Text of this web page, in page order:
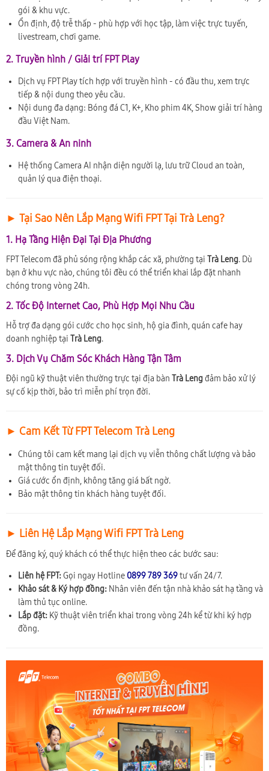
gói & khu vực.
Ổn định, độ trễ thấp - phù hợp với học tập, làm việc trực tuyến,
livestream, chơi game.
2. Truyền hình / Giải trí FPT Play
Dịch vụ FPT Play tích hợp với truyền hình - có đầu thu, xem trực
tiếp & nội dung theo yêu cầu.
Nội dung đa dạng: Bóng đá C1, K+, Kho phim 4K, Show giải trí hàng
đầu Việt Nam.
3. Camera & An ninh
Hệ thống Camera AI nhận diện người lạ, lưu trữ Cloud an toàn,
quản lý qua điện thoại.
► Tại Sao Nên Lắp Mạng Wifi FPT Tại Trà Leng?
1. Hạ Tầng Hiện Đại Tại Địa Phương
FPT Telecom đã phủ sóng rộng khắp các xã, phường tại Trà Leng. Dù
bạn ở khu vực nào, chúng tôi đều có thể triển khai lắp đặt nhanh
chóng trong vòng 24h.
2. Tốc Độ Internet Cao, Phù Hợp Mọi Nhu Cầu
Hỗ trợ đa dạng gói cước cho học sinh, hộ gia đình, quán cafe hay
doanh nghiệp tại Trà Leng.
3. Dịch Vụ Chăm Sóc Khách Hàng Tận Tâm
Đội ngũ kỹ thuật viên thường trực tại địa bàn Trà Lengđảm bảo xử lý
sự cố kịp thời, bảo trì miễn phí trọn đời.
► Cam Kết Từ FPT Telecom Trà Leng
Chúng tôi cam kết mang lại dịch vụ viễn thông chất lượng và bảo
mật thông tin tuyệt đối.
Giá cước ổn định, không tăng giá bất ngờ.
Bảo mật thông tin khách hàng tuyệt đối.
► Liên Hệ Lắp Mạng Wifi FPT Trà Leng
Để đăng ký, quý khách có thể thực hiện theo các bước sau:
Liên hệ FPT: Gọi ngay Hotline 0899 789 369tư vấn 24/7.
Khảo sát & Ký hợp đồng: Nhân viên đến tận nhà khảo sát hạ tầng và
làm thủ tục online.
Lắp đặt: Kỹ thuật viên triển khai trong vòng 24h kể từ khi ký hợp
đồng.